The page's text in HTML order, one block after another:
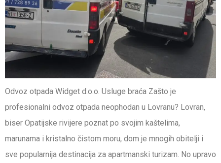
Odvoz otpada Widget d.o.o. Usluge braća Zašto je
profesionalni odvoz otpada neophodan u Lovranu? Lovran,
biser Opatijske rivijere poznat po svojim kaštelima,
marunama i kristalno čistom moru, dom je mnogih obitelji i
sve popularnija destinacija za apartmanski turizam. No upravo